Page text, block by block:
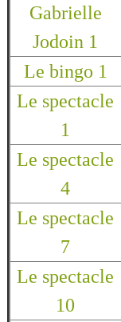
Gabrielle
Jodoin 1
Le bingo 1
Le spectacle
1
Le spectacle
4
Le spectacle
7
Le spectacle
10